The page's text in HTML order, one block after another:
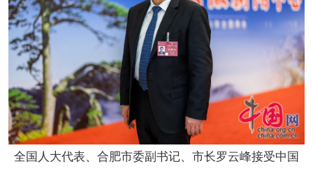
全国人大代表、合肥市委副书记、市长罗云峰接受中国